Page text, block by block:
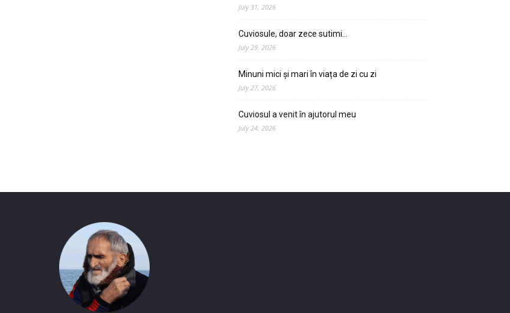
July 31, 2026
Cuviosule, doar zece sutimi…
July 29, 2026
Minuni mici și mari în viața de zi cu zi
July 27, 2026
Cuviosul a venit în ajutorul meu
July 24, 2026